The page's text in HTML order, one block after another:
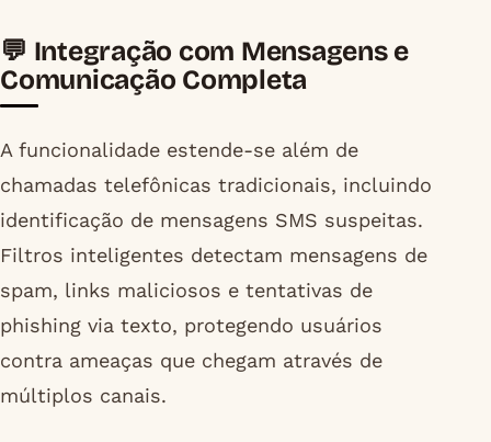
💬 Integração com Mensagens e
Comunicação Completa
A funcionalidade estende-se além de
chamadas telefônicas tradicionais, incluindo
identificação de mensagens SMS suspeitas.
Filtros inteligentes detectam mensagens de
spam, links maliciosos e tentativas de
phishing via texto, protegendo usuários
contra ameaças que chegam através de
múltiplos canais.